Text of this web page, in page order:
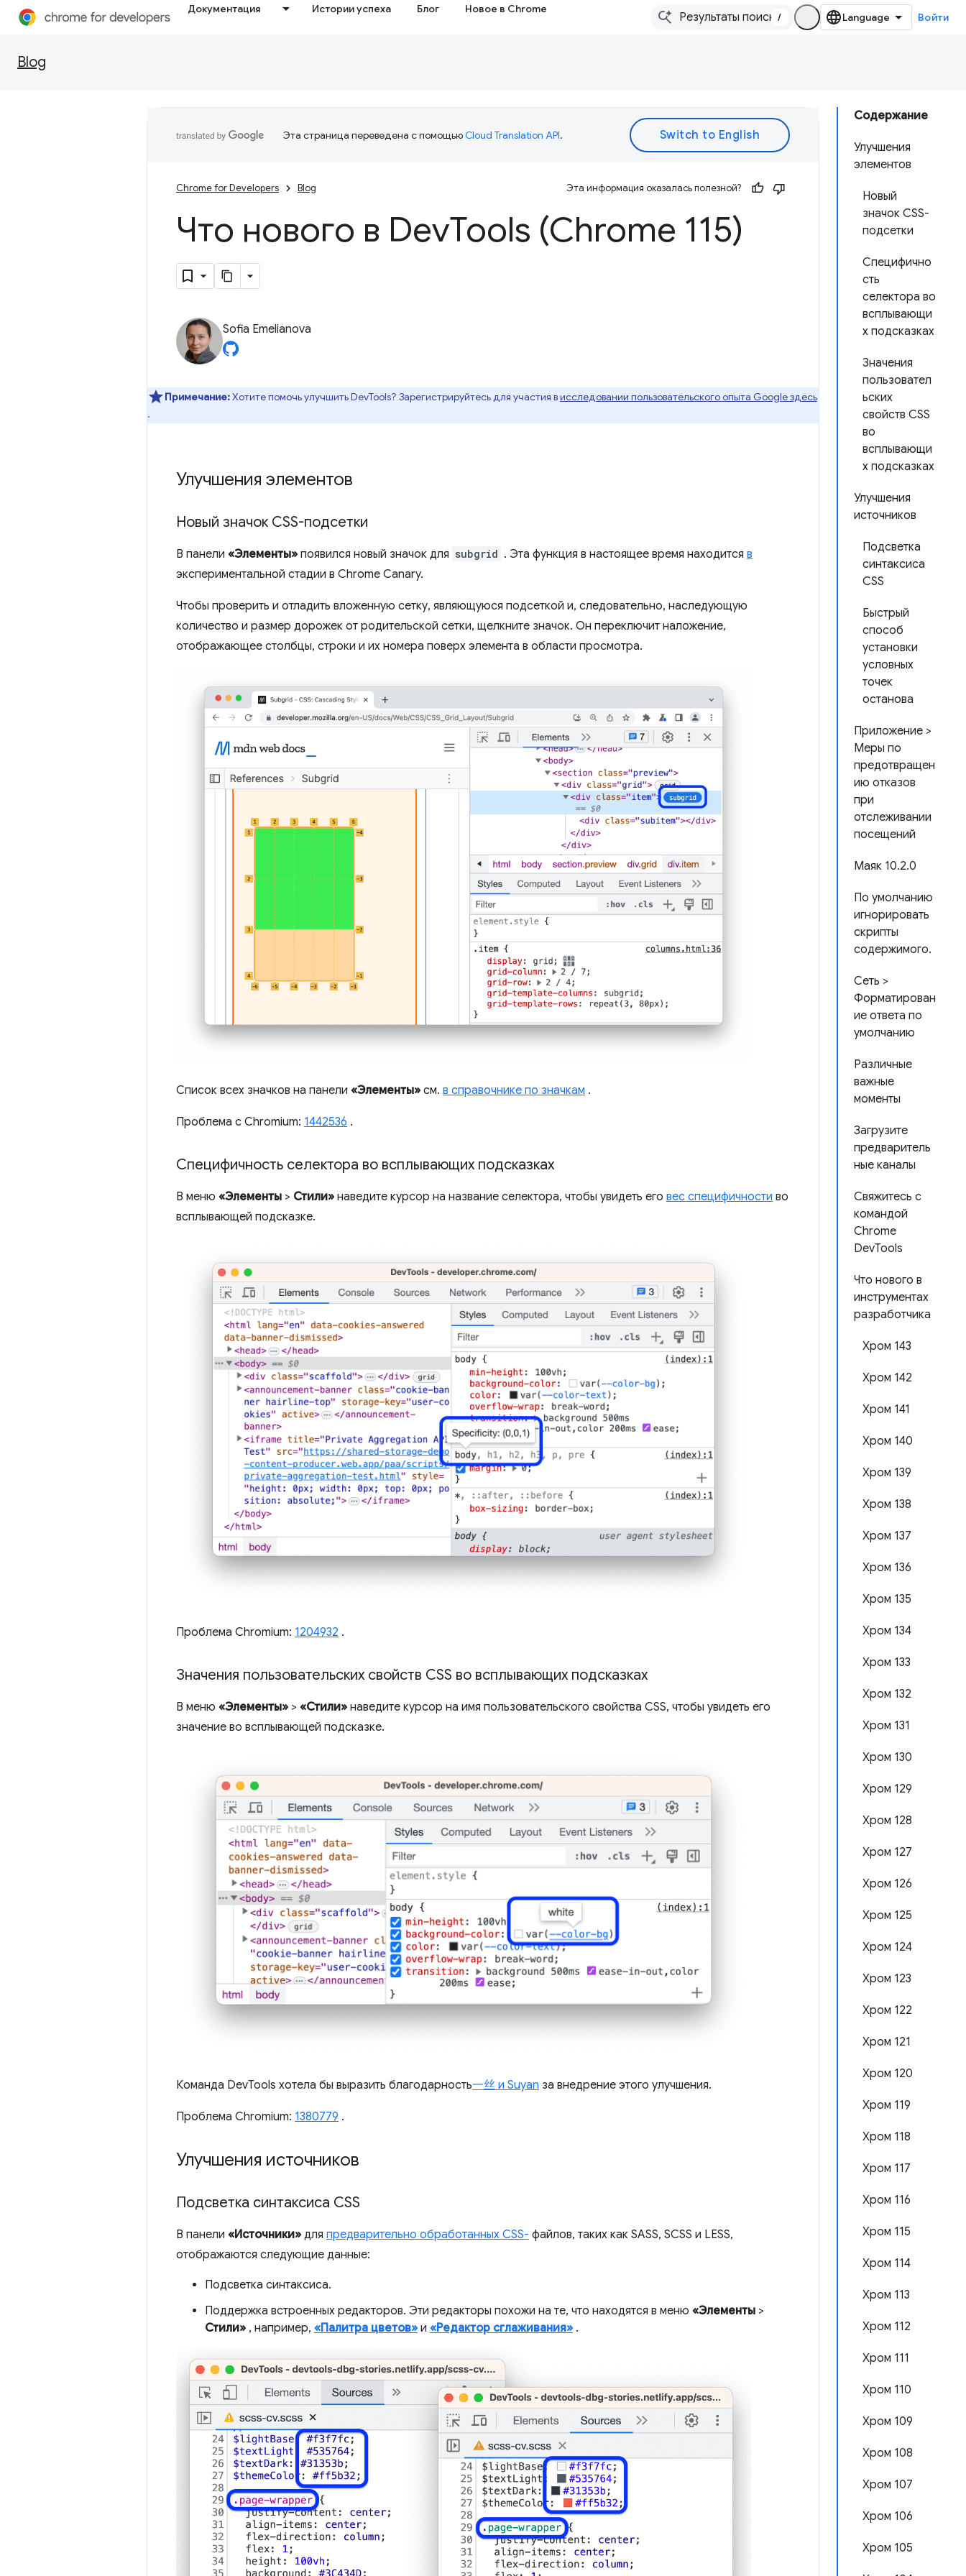
Документация Истории успеха Блог Новое в Chrome
/ Войти
Blog
Содержание
Улучшения
элементов
Новый
значок CSS-
подсетки
Специфично
сть
селектора во
всплывающи
х подсказках
Значения
пользовател
ьских
свойств CSS
во
всплывающи
х подсказках
Улучшения
источников
Подсветка
синтаксиса
CSS
Быстрый
способ
установки
условных
точек
останова
Приложение >
Меры по
предотвращен
ию отказов
при
отслеживании
посещений
Маяк 10.2.0
По умолчанию
игнорировать
скрипты
содержимого.
Сеть >
Форматирован
ие ответа по
умолчанию
Различные
важные
моменты
Загрузите
предваритель
ные каналы
Свяжитесь с
командой
Chrome
DevTools
Что нового в
инструментах
разработчика
Хром 143
Хром 142
Хром 141
Хром 140
Хром 139
Хром 138
Хром 137
Хром 136
Хром 135
Хром 134
Хром 133
Хром 132
Хром 131
Хром 130
Хром 129
Хром 128
Хром 127
Хром 126
Хром 125
Хром 124
Хром 123
Хром 122
Хром 121
Хром 120
Хром 119
Хром 118
Хром 117
Хром 116
Хром 115
Хром 114
Хром 113
Хром 112
Хром 111
Хром 110
Хром 109
Хром 108
Хром 107
Хром 106
Хром 105
Эта страница переведена с помощьюCloud Translation API.
Chrome for Developers Blog Эта информация оказалась полезной?
Что нового в DevTools (Chrome 115)
Sofia Emelianova
Примечание:Хотите помочь улучшить DevTools? Зарегистрируйтесь для участия висследовании пользовательского опыта Google здесь
.
Улучшения элементов
Новый значок CSS-подсетки
В панели «Элементы» появился новый значок для subgrid . Эта функция в настоящее время находится в
экспериментальной стадии в Chrome Canary.
Чтобы проверить и отладить вложенную сетку, являющуюся подсеткой и, следовательно, наследующую
количество и размер дорожек от родительской сетки, щелкните значок. Он переключит наложение,
отображающее столбцы, строки и их номера поверх элемента в области просмотра.
Список всех значков на панели «Элементы» см. в справочнике по значкам .
Проблема с Chromium: 1442536 .
Специфичность селектора во всплывающих подсказках
В меню «Элементы > Стили» наведите курсор на название селектора, чтобы увидеть его вес специфичности во
всплывающей подсказке.
Проблема Chromium: 1204932 .
Значения пользовательских свойств CSS во всплывающих подсказках
В меню «Элементы» > «Стили» наведите курсор на имя пользовательского свойства CSS, чтобы увидеть его
значение во всплывающей подсказке.
Команда DevTools хотела бы выразить благодарность一丝 и Suyan за внедрение этого улучшения.
Проблема Chromium: 1380779 .
Улучшения источников
Подсветка синтаксиса CSS
В панели «Источники» для предварительно обработанных CSS- файлов, таких как SASS, SCSS и LESS,
отображаются следующие данные:
Подсветка синтаксиса.
Поддержка встроенных редакторов. Эти редакторы похожи на те, что находятся в меню «Элементы >
Стили» , например, «Палитра цветов» и «Редактор сглаживания» .